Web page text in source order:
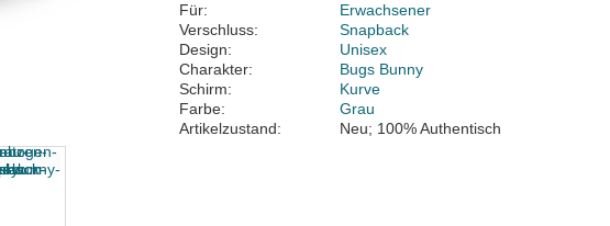
Für:
Erwachsener
Verschluss:
Snapback
Design:
Unisex
Charakter:
Bugs Bunny
Schirm:
Kurve
Farbe:
Grau
Artikelzustand:
Neu; 100% Authentisch